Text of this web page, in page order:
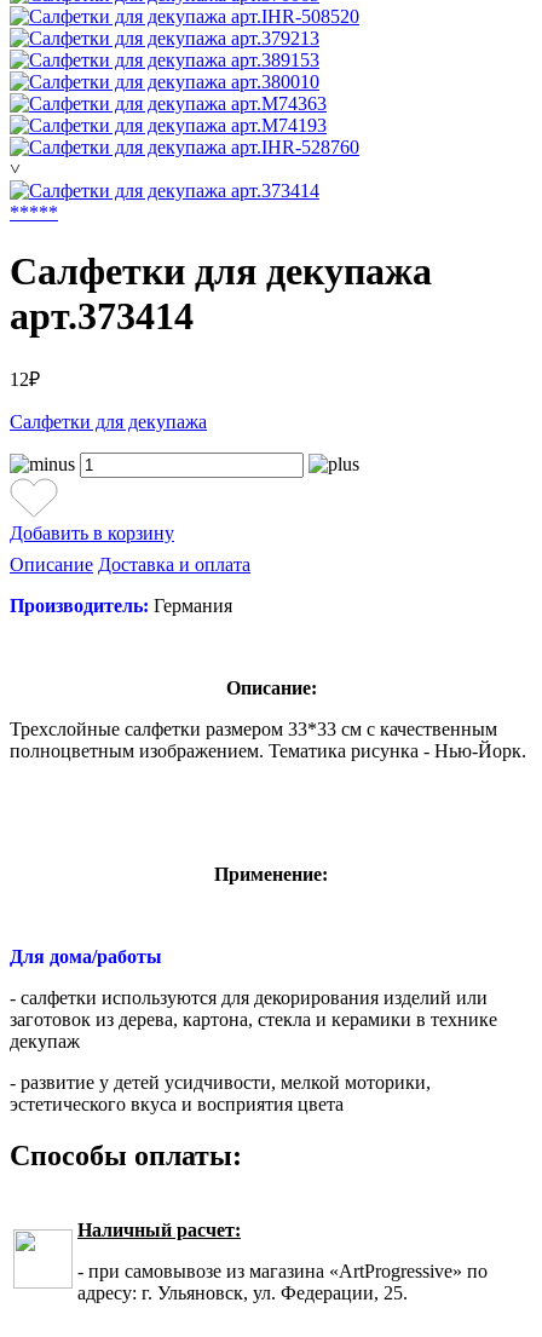
˅
*****
Салфетки для декупажа
арт.373414
12₽
Салфетки для декупажа
Добавить в корзину
Описание Доставка и оплата
Производитель: Германия
Описание:
Трехслойные салфетки размером 33*33 см с качественным
полноцветным изображением. Тематика рисунка - Нью-Йорк.
Применение:
Для дома/работы
- салфетки используются для декорирования изделий или
заготовок из дерева, картона, стекла и керамики в технике
декупаж
- развитие у детей усидчивости, мелкой моторики,
эстетического вкуса и восприятия цвета
Способы оплаты:
Наличный расчет:
- при самовывозе из магазина «ArtProgressive» по
адресу: г. Ульяновск, ул. Федерации, 25.